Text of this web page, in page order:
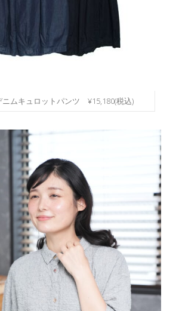
ニムキュロットパンツ ¥15,180(税込)